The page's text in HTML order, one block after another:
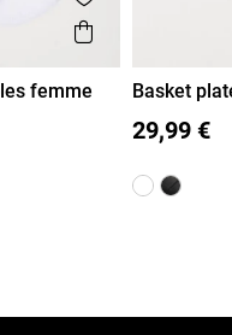
Ajouter aux
Aperçu rapide
femme
36 37
Basket
29,99 €